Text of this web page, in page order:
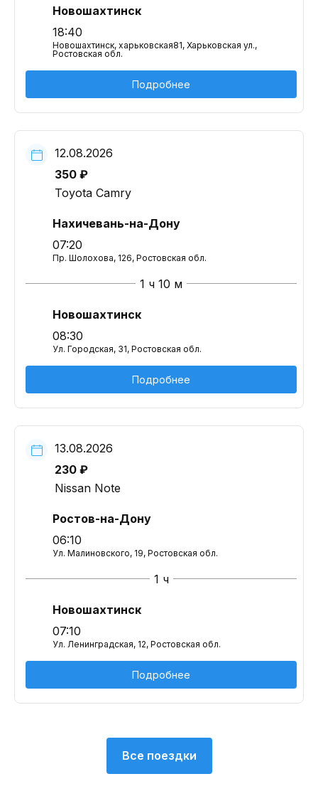
Новошахтинск
18:40
Новошахтинск, харьковская81, Харьковская ул.,
Ростовская обл.
Подробнее
12.08.2026
350 ₽
Toyota Camry
Нахичевань-на-Дону
07:20
Пр. Шолохова, 126, Ростовская обл.
1 ч 10 м
Новошахтинск
08:30
Ул. Городская, 31, Ростовская обл.
Подробнее
13.08.2026
230 ₽
Nissan Note
Ростов-на-Дону
06:10
Ул. Малиновского, 19, Ростовская обл.
1 ч
Новошахтинск
07:10
Ул. Ленинградская, 12, Ростовская обл.
Подробнее
Все поездки